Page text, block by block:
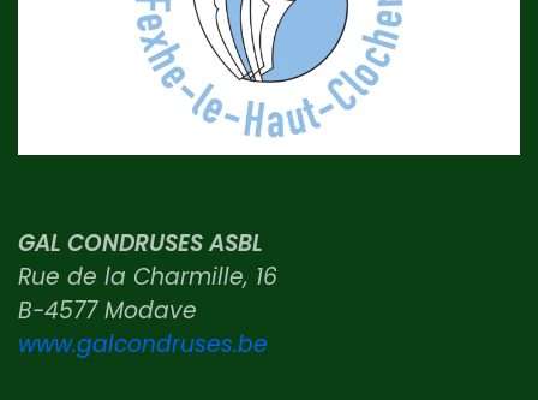
GAL CONDRUSES ASBL
Rue de la Charmille, 16
B-4577 Modave
www.galcondruses.be